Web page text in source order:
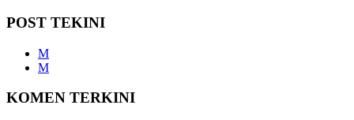
POST TEKINI
M
M
KOMEN TERKINI